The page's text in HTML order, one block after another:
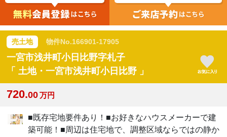
売土地 物件No.166901-17905
一宮市浅井町小日比野字札子
「 土地・一宮市浅井町小日比野 」
720.00 万円
■既存宅地要件あり！■お好きなハウスメーカーで建
築可能！■周辺は住宅地で、調整区域ならではの静か